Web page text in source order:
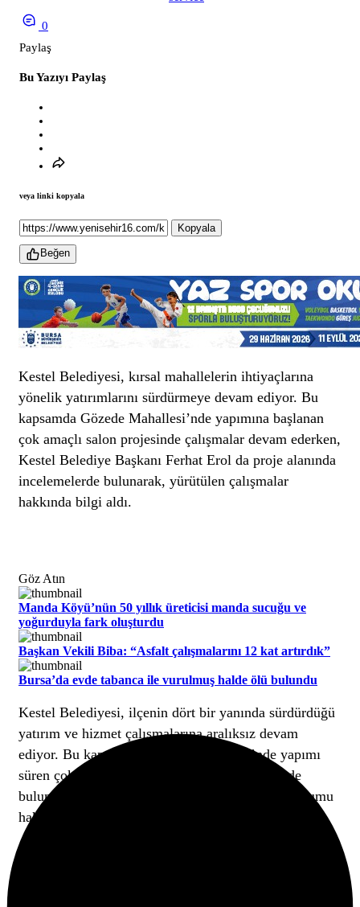
0
Paylaş
Bu Yazıyı Paylaş
veya linki kopyala
Kopyala
Beğen
Kestel Belediyesi, kırsal mahallelerin ihtiyaçlarına
yönelik yatırımlarını sürdürmeye devam ediyor. Bu
kapsamda Gözede Mahallesi’nde yapımına başlanan
çok amaçlı salon projesinde çalışmalar devam ederken,
Kestel Belediye Başkanı Ferhat Erol da proje alanında
incelemelerde bulunarak, yürütülen çalışmalar
hakkında bilgi aldı.
Göz Atın
Manda Köyü’nün 50 yıllık üreticisi manda sucuğu ve
yoğurduyla fark oluşturdu
Başkan Vekili Biba: “Asfalt çalışmalarını 12 kat artırdık”
Bursa’da evde tabanca ile vurulmuş halde ölü bulundu
Kestel Belediyesi, ilçenin dört bir yanında sürdürdüğü
yatırım ve hizmet çalışmalarına aralıksız devam
ediyor. Bu kapsamda Gözede Mahallesi’nde yapımı
süren çok amaçlı salon projesinde incelemelerde
bulunan Başkan Ferhat Erol, çalışmaların son durumu
hakkında bilgi aldı.